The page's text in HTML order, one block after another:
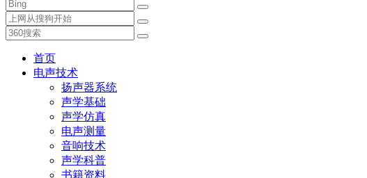
首页
电声技术
扬声器系统
声学基础
声学仿真
电声测量
音响技术
声学科普
书籍资料